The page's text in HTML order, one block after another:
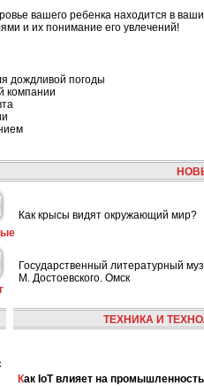
вашего ребенка находится в
и их понимание его увлечений!
дождливой погоды
компании
Как крысы видят окружающий мир?
Государственный литературный
М. Достоевского. Омск
ТЕХНИКА И
Как IoT влияет на